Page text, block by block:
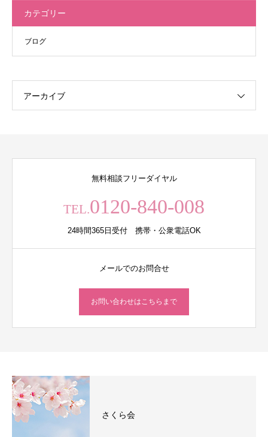
カテゴリー
ブログ
アーカイブ
無料相談フリーダイヤル
TEL.0120-840-008
24時間365日受付 携帯・公衆電話OK
メールでのお問合せ
お問い合わせはこちらまで
さくら会